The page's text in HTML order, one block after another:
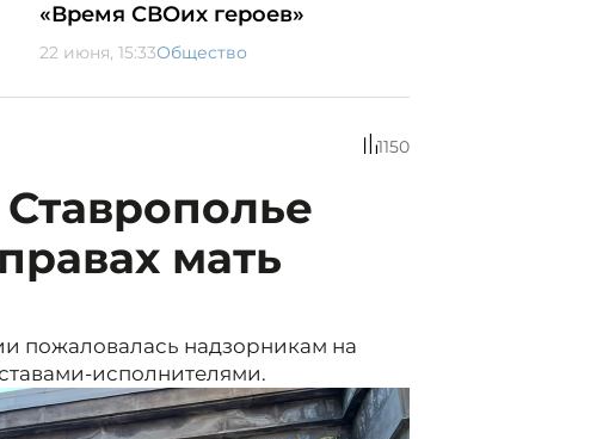
«Время СВОих героев»
22 июня, 15:33Общество
1150
мать
пожаловалась надзорникам на
исполнителями.